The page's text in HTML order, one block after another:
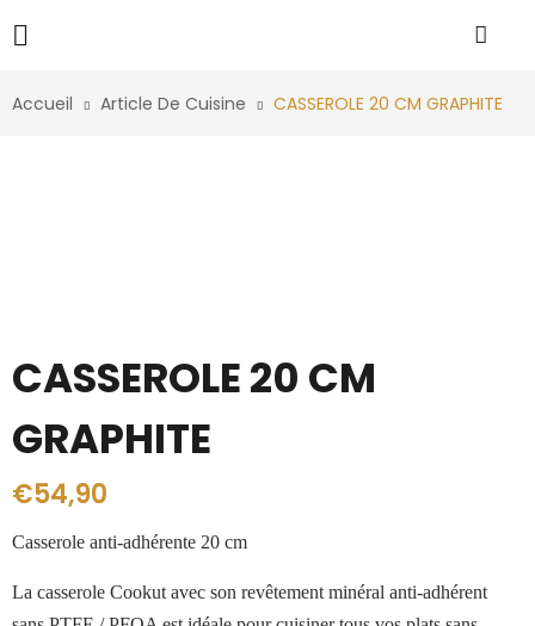
Accueil Article De Cuisine CASSEROLE 20 CM GRAPHITE
CASSEROLE 20 CM
GRAPHITE
€54,90
Casserole anti-adhérente 20 cm
La casserole Cookut avec son revêtement minéral anti-adhérent